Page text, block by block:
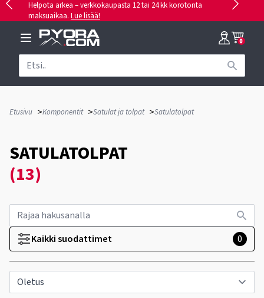
Helpota arkea – verkkokaupasta 12 tai 24 kk korotonta
maksuaikaa. Lue lisää!
0
Etusivu >Komponentit >Satulat ja tolpat >Satulatolpat
SATULATOLPAT
(13)
Kaikki suodattimet 0